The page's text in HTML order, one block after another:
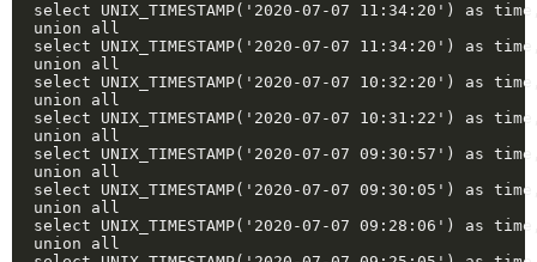
select UNIX_TIMESTAMP('2020-07-07 11:34:20') as
union all
select UNIX_TIMESTAMP('2020-07-07 11:34:20') as
union all
select UNIX_TIMESTAMP('2020-07-07 10:32:20') as
union all
select UNIX_TIMESTAMP('2020-07-07 10:31:22') as
union all
select UNIX_TIMESTAMP('2020-07-07 09:30:57') as
union all
select UNIX_TIMESTAMP('2020-07-07 09:30:05') as
union all
select UNIX_TIMESTAMP('2020-07-07 09:28:06') as
union all